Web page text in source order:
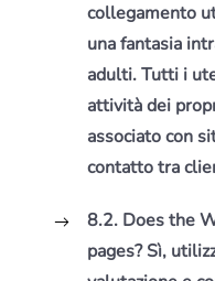
collegamento
una fantasia
adulti.Tutti i
attività dei
associato con
contatto tra
8.2. Does the
pages?Sì,